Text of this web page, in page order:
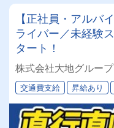
【正社員・アルバ
ライバー／未経験
タート！
株式会社大地グルー
交通費支給 昇給あり